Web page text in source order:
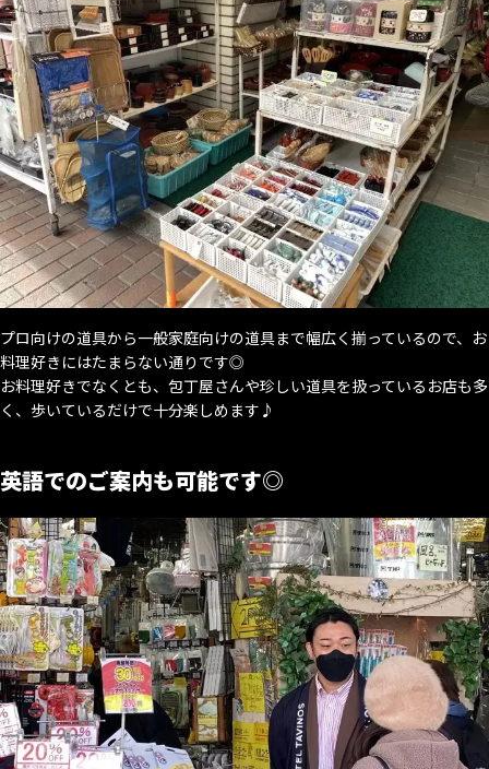
プロ向けの道具から一般家庭向けの道具まで幅広く揃っているので、お
料理好きにはたまらない通りです◎
お料理好きでなくとも、包丁屋さんや珍しい道具を扱っているお店も多
く、歩いているだけで十分楽しめます♪
英語でのご案内も可能です◎